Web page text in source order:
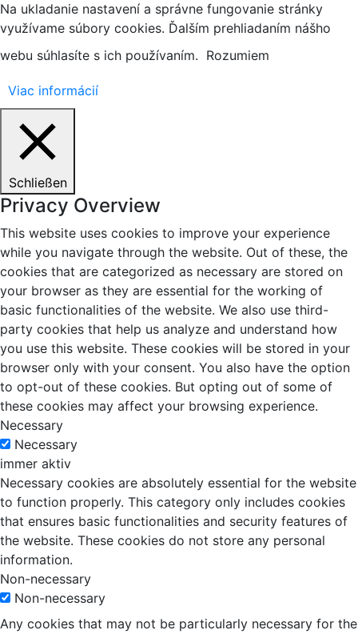
Na ukladanie nastavení a správne fungovanie stránky
využívame súbory cookies. Ďalším prehliadaním nášho
webu súhlasíte s ich používaním. Rozumiem
Viac informácií
Schließen
Privacy Overview
This website uses cookies to improve your experience
while you navigate through the website. Out of these, the
cookies that are categorized as necessary are stored on
your browser as they are essential for the working of
basic functionalities of the website. We also use third-
party cookies that help us analyze and understand how
you use this website. These cookies will be stored in your
browser only with your consent. You also have the option
to opt-out of these cookies. But opting out of some of
these cookies may affect your browsing experience.
Necessary
Necessary
immer aktiv
Necessary cookies are absolutely essential for the website
to function properly. This category only includes cookies
that ensures basic functionalities and security features of
the website. These cookies do not store any personal
information.
Non-necessary
Non-necessary
Any cookies that may not be particularly necessary for the